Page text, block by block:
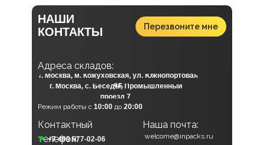
Наши социальные сети:
НАШИ
КОНТАКТЫ
Адреса складов:
Перезвоните мне
Режим работы с 10:00 до 20:00
Наша почта:
Контактный
телефон:
welcome@inpacks.ru
г. Москва, с. Беседы, Промышленный
проезд 7
+7 499 577-02-06
г. Москва, м. Кожуховская, ул. Южнопортовая
9Б